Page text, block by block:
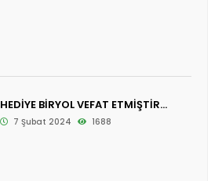
HEDİYE BİRYOL VEFAT ETMİŞTİR...
7 Şubat 2024 1688